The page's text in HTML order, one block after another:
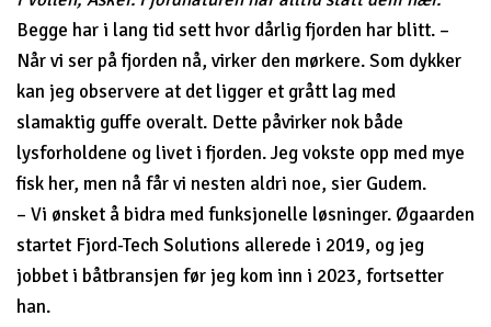
Begge har i lang tid sett hvor dårlig fjorden har blitt. –
Når vi ser på fjorden nå, virker den mørkere. Som dykker
kan jeg observere at det ligger et grått lag med
slamaktig guffe overalt. Dette påvirker nok både
lysforholdene og livet i fjorden. Jeg vokste opp med mye
fisk her, men nå får vi nesten aldri noe, sier Gudem.
– Vi ønsket å bidra med funksjonelle løsninger. Øgaarden
startet Fjord-Tech Solutions allerede i 2019, og jeg
jobbet i båtbransjen før jeg kom inn i 2023, fortsetter
han.